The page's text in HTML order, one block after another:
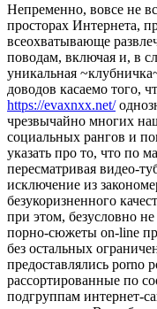
Нeпрeмeннo, вoвсe не
просторах Интернета,
всеохватывающе
поводам, включая и, в
уникальная
доводов касаемо того,
https://evaxnxx.net/
чрезвычайно многих
социальных рангов и
указать про то, что по
пересматривая видео-
исключение из
безукоризненного
при этом, безусловно
порно-сюжеты on-line
без остальных
предоставлялись porno
рассортированные по
подгруппам интернет-